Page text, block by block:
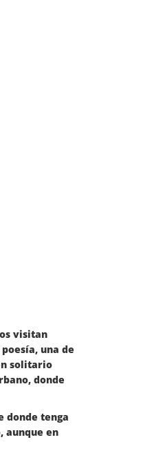
visitan
una de
solitario
donde
donde tenga
aunque en